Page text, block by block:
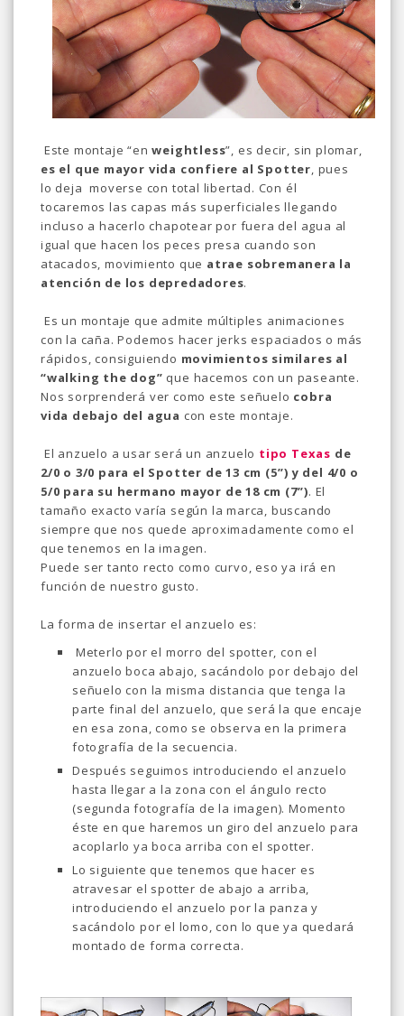
Este montaje “enweightless”, es decir, sin plomar,
es el que mayor vida confiere al Spotter, pues
lo deja moverse con total libertad. Con él
tocaremos las capas más superficiales llegando
incluso a hacerlo chapotear por fuera del agua al
igual que hacen los peces presa cuando son
atacados, movimiento que atrae sobremanera la
atención de los depredadores.
Es un montaje que admite múltiples animaciones
con la caña. Podemos hacer jerks espaciados o más
rápidos, consiguiendo movimientos similares al
“walking the dog” que hacemos con un paseante.
Nos sorprenderá ver como este señuelo cobra
vida debajo del agua con este montaje.
El anzuelo a usar será un anzuelo tipo Texas de
2/0 o 3/0 para el Spotter de 13 cm (5’’) y del 4/0 o
5/0 para su hermano mayor de 18 cm (7’’). El
tamaño exacto varía según la marca, buscando
siempre que nos quede aproximadamente como el
que tenemos en la imagen.
Puede ser tanto recto como curvo, eso ya irá en
función de nuestro gusto.
La forma de insertar el anzuelo es:
Meterlo por el morro del spotter, con el
anzuelo boca abajo, sacándolo por debajo del
señuelo con la misma distancia que tenga la
parte final del anzuelo, que será la que encaje
en esa zona, como se observa en la primera
fotografía de la secuencia.
Después seguimos introduciendo el anzuelo
hasta llegar a la zona con el ángulo recto
(segunda fotografía de la imagen). Momento
éste en que haremos un giro del anzuelo para
acoplarlo ya boca arriba con el spotter.
Lo siguiente que tenemos que hacer es
atravesar el spotter de abajo a arriba,
introduciendo el anzuelo por la panza y
sacándolo por el lomo, con lo que ya quedará
montado de forma correcta.